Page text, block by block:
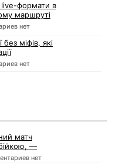
live-формати в
маршруті
нет
міфів, які
нет
матч
—
нет